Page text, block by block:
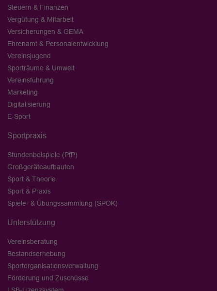
Steuern & Finanzen
Vergütung & Mitarbeit
Versicherungen & GEMA
Ehrenamt & Personalentwicklung
Vereinsjugend
Sporträume & Umwelt
Vereinsführung
Marketing
Digitalisierung
E-Sport
Sportpraxis
Stundenbeispiele (PfP)
Großgeräteaufbauten
Sport & Theorie
Sport & Praxis
Spiele- & Übungssammlung (SPOK)
Unterstützung
Vereinsberatung
Bestandserhebung
Sportorganisationsverwaltung
Förderung und Zuschüsse